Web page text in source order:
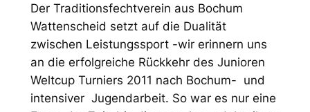
Der Traditionsfechtverein aus Bochum
Wattenscheid setzt auf die Dualität
zwischen Leistungssport -wir erinnern uns
an die erfolgreiche Rückkehr des Junioren
Weltcup Turniers 2011 nach Bochum- und
intensiver Jugendarbeit. So war es nur eine